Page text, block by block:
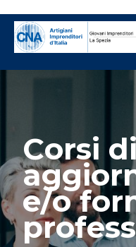
Corsi di
aggior
e/o for
profess